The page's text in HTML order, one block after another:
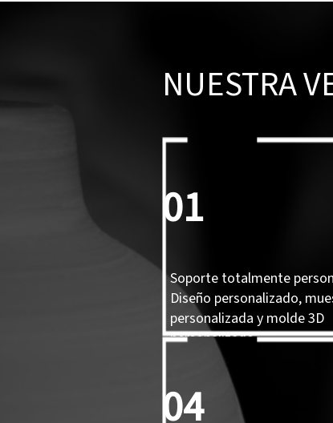
NUESTRA
01
Soporte totalmente
Diseño personalizado,
personalizada y molde 3D
personalizado.
04